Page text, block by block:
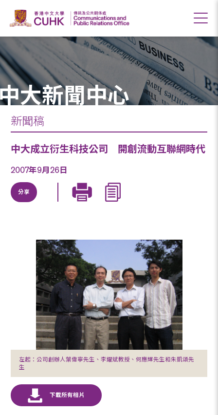
大新聞中心
新聞稿
中大成立衍生科技公司 開創流動互聯網時代
2007年9月26日
分享
左起：公司創辦人葉偉寧先生、李耀斌教授、何應輝先生和朱凱頌先
生